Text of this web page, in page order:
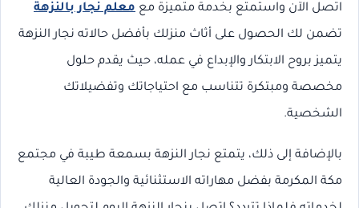
اتصل الآن واستمتع بخدمة متميزة مع معلم نجار بالنزهة
تضمن لك الحصول على أثاث منزلك بأفضل حالاته نجار النزهة
يتميز بروح الابتكار والإبداع في عمله، حيث يقدم حلول
مخصصة ومبتكرة تتناسب مع احتياجاتك وتفضيلاتك
الشخصية.
بالإضافة إلى ذلك، يتمتع نجار النزهة بسمعة طيبة في مجتمع
مكة المكرمة بفضل مهاراته الاستثنائية والجودة العالية